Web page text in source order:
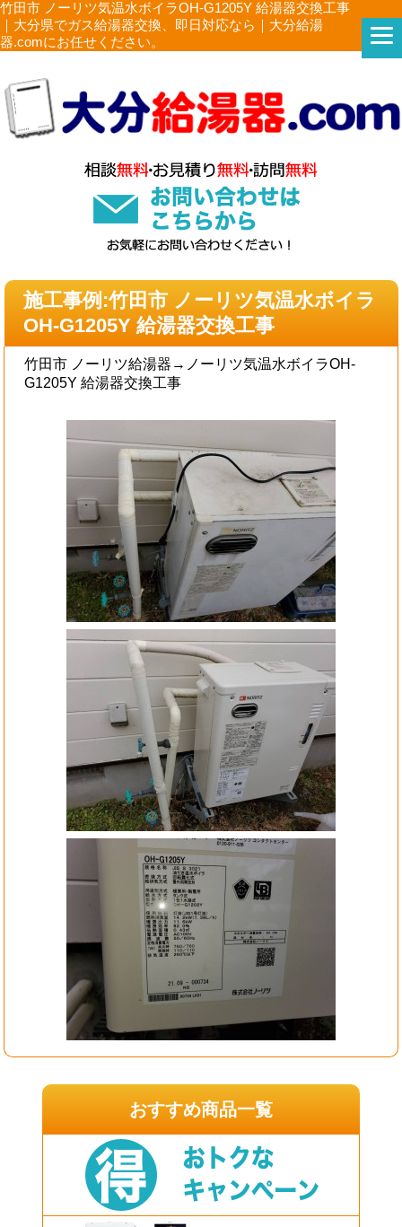
竹田市 ノーリツ気温水ボイラOH-G1205Y 給湯器交換工事
｜大分県でガス給湯器交換、即日対応なら｜大分給湯
器.comにお任せください。
施工事例:竹田市 ノーリツ気温水ボイラ
OH-G1205Y 給湯器交換工事
竹田市 ノーリツ給湯器→ノーリツ気温水ボイラOH-
G1205Y 給湯器交換工事
おすすめ商品一覧